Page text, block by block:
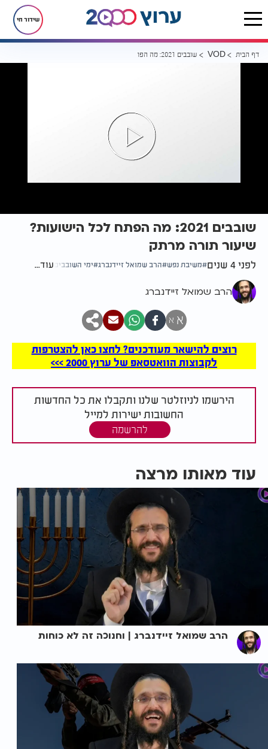
שידור חי
דף הבית VOD שובבים 2021: מה הפתח לכל הישועות? שיעור תורה מרתק
שובבים 2021: מה הפתח לכל הישועות?
שיעור תורה מרתק
לפני 4 שנים משיבת נפש הרב שמואל זיידנברג ימי השובבים עוד...
הרב שמואל זיידנברג
א א
רוצים להישאר מעודכנים? לחצו כאן להצטרפות
לקבוצות הוואטסאפ של ערוץ 2000 >>>
הירשמו לניוזלטר שלנו ותקבלו את כל החדשות
החשובות ישירות למייל
להרשמה
עוד מאותו מרצה
הרב שמואל זיידנברג | וחנוכה זה לא כוחות